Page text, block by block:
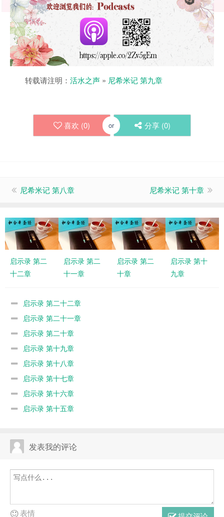
转载请注明： 活水之声 » 尼希米记 第九章
喜欢 (0) or 分享 (0)
尼希米记 第八章 尼希米记 第十章
启示录 第二
十二章
启示录 第二
十一章
启示录 第二
十章
启示录 第十
九章
启示录 第二十二章
启示录 第二十一章
启示录 第二十章
启示录 第十九章
启示录 第十八章
启示录 第十七章
启示录 第十六章
启示录 第十五章
发表我的评论
表情